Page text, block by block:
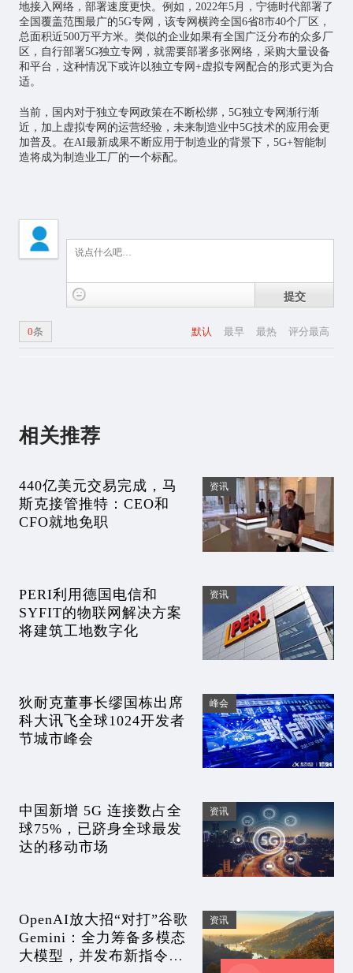
地接入网络，部署速度更快。例如，2022年5月，宁德时代部署了
全国覆盖范围最广的5G专网，该专网横跨全国6省8市40个厂区，
总面积近500万平方米。类似的企业如果有全国广泛分布的众多厂
区，自行部署5G独立专网，就需要部署多张网络，采购大量设备
和平台，这种情况下或许以独立专网+虚拟专网配合的形式更为合
适。
当前，国内对于独立专网政策在不断松绑，5G独立专网渐行渐
近，加上虚拟专网的运营经验，未来制造业中5G技术的应用会更
加普及。在AI最新成果不断应用于制造业的背景下，5G+智能制
造将成为制造业工厂的一个标配。
提交
默认 最早 最热 评分最高
0条
相关推荐
440亿美元交易完成，马
斯克接管推特：CEO和
CFO就地免职
资讯
PERI利用德国电信和
SYFIT的物联网解决方案
将建筑工地数字化
资讯
狄耐克董事长缪国栋出席
科大讯飞全球1024开发者
节城市峰会
峰会
中国新增 5G 连接数占全
球75%，已跻身全球最发
达的移动市场
资讯
OpenAI放大招“对打”谷歌
Gemini：全力筹备多模态
大模型，并发布新指令语
资讯